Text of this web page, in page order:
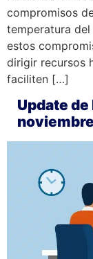
compromisos
temperatura
estos
dirigir recursos
faciliten […]
Update de